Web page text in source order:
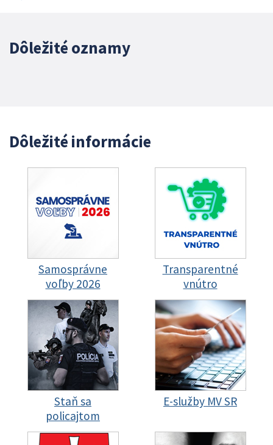
Dôležité oznamy
Dôležité informácie
Samosprávne
voľby 2026
Transparentné
vnútro
Staň sa
policajtom
E-služby MV SR